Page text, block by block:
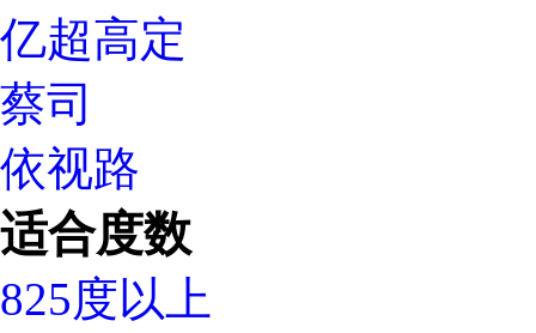
亿超高定
蔡司
依视路
适合度数
825度以上